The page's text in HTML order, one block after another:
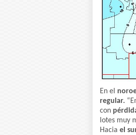
En el
regular.
con
lotes muy
Hacia el